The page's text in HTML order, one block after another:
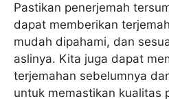
Pastikan penerjemah
dapat memberikan
mudah dipahami, dan
aslinya. Kita juga dapat
terjemahan sebelumnya
untuk memastikan kualitas